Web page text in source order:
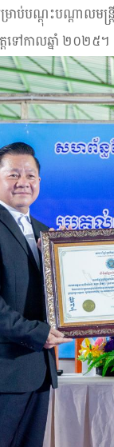
ប់បណ្ដុះបណ្ដាលមន្ត្
តទៅកាលឆ្នាំ ២០២៥។